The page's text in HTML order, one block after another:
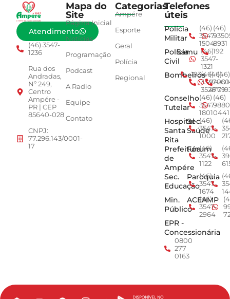
Atendimento
(46) 3547-
1236
Rua dos
Andradas,
Nº 249,
Centro
Ampére -
PR | CEP
85640-028
CNPJ:
77.296.143/0001-
17
Mapa do
Site
Página Inicial
Notícias
Programação
Podcast
A Radio
Equipe
Contato
Categorias
Ampére
Esporte
Geral
Polícia
Regional
Telefones
úteis
Polícia
Militar
(46)
3547-
1504
(46)
8931
Polícia
Civil
Samu (46)
3547-
1321
192
Bombeiros
193(46)
3547-
3528
(46)
4779
(46)
Conselho
Tutelar
(46)
3547-
1801
(46)
0441
Hospital
Santa
Rita
Sec.
Saúde
(46)
3547-
1000
Prefeitura
de
Ampére
Fórum
(46)
3547-
1122
Sec.
Educação
Paroquia
(46)
3547-
1674
Min.
Público
ACEAMP
(46)
3547-
2964
EPR -
Concessionária
0800
277
0163